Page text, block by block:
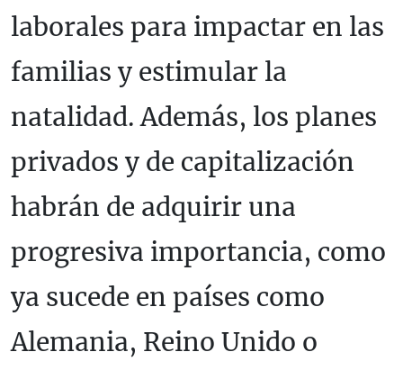
laborales para impactar en las
familias y estimular la
natalidad. Además, los planes
privados y de capitalización
habrán de adquirir una
progresiva importancia, como
ya sucede en países como
Alemania, Reino Unido o